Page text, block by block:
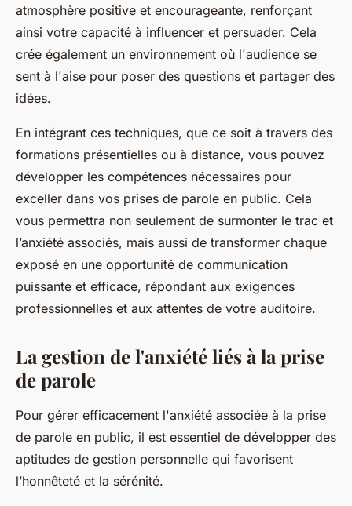
atmosphère positive et encourageante, renforçant
ainsi votre capacité à influencer et persuader. Cela
crée également un environnement où l'audience se
sent à l'aise pour poser des questions et partager des
idées.
En intégrant ces techniques, que ce soit à travers des
formations présentielles ou à distance, vous pouvez
développer les compétences nécessaires pour
exceller dans vos prises de parole en public. Cela
vous permettra non seulement de surmonter le trac et
l’anxiété associés, mais aussi de transformer chaque
exposé en une opportunité de communication
puissante et efficace, répondant aux exigences
professionnelles et aux attentes de votre auditoire.
La gestion de l'anxiété liés à la prise
de parole
Pour gérer efficacement l'anxiété associée à la prise
de parole en public, il est essentiel de développer des
aptitudes de gestion personnelle qui favorisent
l’honnêteté et la sérénité.